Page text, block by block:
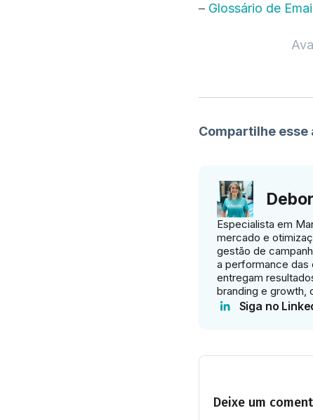
– Glossário de
Compartilhe esse
Especialista em
mercado e
gestão de
a performance das
entregam
branding e growth,
Siga no
Deixe um